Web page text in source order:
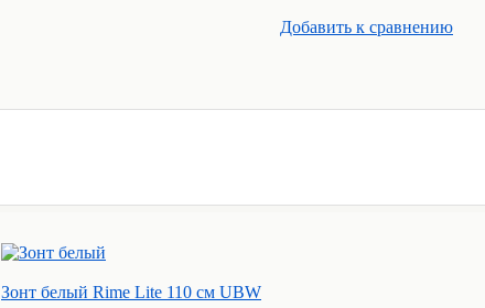
Добавить к cравнению
Зонт белый Rime Lite 110 см UBW